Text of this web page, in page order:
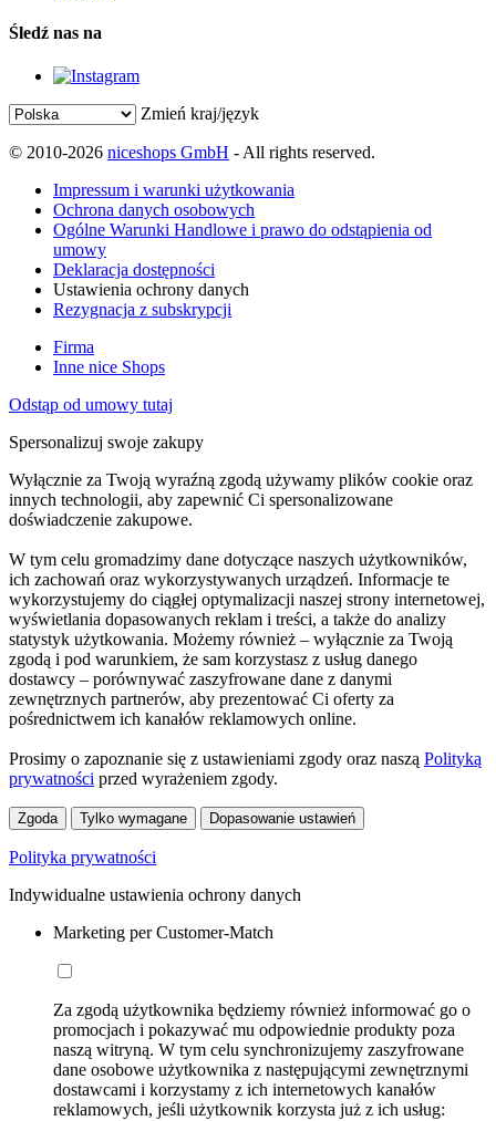
Śledź nas na
Zmień kraj/język
© 2010-2026 niceshops GmbH - All rights reserved.
Impressum i warunki użytkowania
Ochrona danych osobowych
Ogólne Warunki Handlowe i prawo do odstąpienia od
umowy
Deklaracja dostępności
Ustawienia ochrony danych
Rezygnacja z subskrypcji
Firma
Inne nice Shops
Odstąp od umowy tutaj
Spersonalizuj swoje zakupy
Wyłącznie za Twoją wyraźną zgodą używamy plików cookie oraz
innych technologii, aby zapewnić Ci spersonalizowane
doświadczenie zakupowe.
W tym celu gromadzimy dane dotyczące naszych użytkowników,
ich zachowań oraz wykorzystywanych urządzeń. Informacje te
wykorzystujemy do ciągłej optymalizacji naszej strony internetowej,
wyświetlania dopasowanych reklam i treści, a także do analizy
statystyk użytkowania. Możemy również – wyłącznie za Twoją
zgodą i pod warunkiem, że sam korzystasz z usług danego
dostawcy – porównywać zaszyfrowane dane z danymi
zewnętrznych partnerów, aby prezentować Ci oferty za
pośrednictwem ich kanałów reklamowych online.
Prosimy o zapoznanie się z ustawieniami zgody oraz naszą Polityką
prywatności przed wyrażeniem zgody.
Zgoda Tylko wymagane Dopasowanie ustawień
Polityka prywatności
Indywidualne ustawienia ochrony danych
Marketing per Customer-Match
Za zgodą użytkownika będziemy również informować go o
promocjach i pokazywać mu odpowiednie produkty poza
naszą witryną. W tym celu synchronizujemy zaszyfrowane
dane osobowe użytkownika z następującymi zewnętrznymi
dostawcami i korzystamy z ich internetowych kanałów
reklamowych, jeśli użytkownik korzysta już z ich usług: